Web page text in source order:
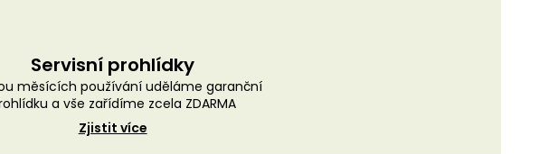
Servisní prohlídky
měsících používání uděláme garanční
a vše zařídíme zcela ZDARMA
Zjistit více